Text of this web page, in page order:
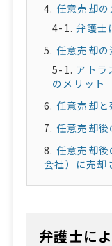
任意売却の
弁護士
任意売却の
アトラ
のメリット
任意売却と
任意売却後
任意売却
会社）に売却
弁護士に